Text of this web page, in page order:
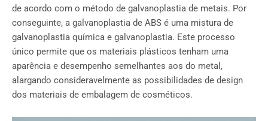
de acordo com o método de galvanoplastia de metais. Por
conseguinte, a galvanoplastia de ABS é uma mistura de
galvanoplastia química e galvanoplastia. Este processo
único permite que os materiais plásticos tenham uma
aparência e desempenho semelhantes aos do metal,
alargando consideravelmente as possibilidades de design
dos materiais de embalagem de cosméticos.